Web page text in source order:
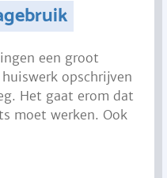
een groot
opschrijven
Het gaat erom dat
moet werken. Ook